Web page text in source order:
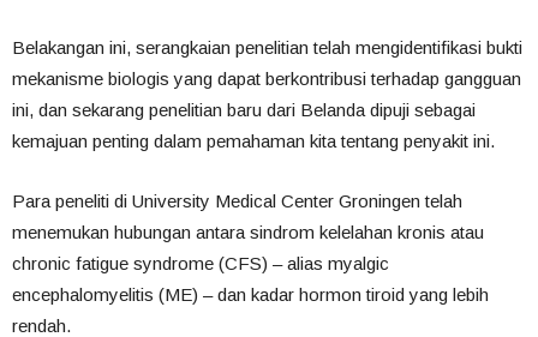
Belakangan ini, serangkaian penelitian telah mengidentifikasi bukti
mekanisme biologis yang dapat berkontribusi terhadap gangguan
ini, dan sekarang penelitian baru dari Belanda dipuji sebagai
kemajuan penting dalam pemahaman kita tentang penyakit ini.
Para peneliti di University Medical Center Groningen telah
menemukan hubungan antara sindrom kelelahan kronis atau
chronic fatigue syndrome (CFS) – alias myalgic
encephalomyelitis (ME) – dan kadar hormon tiroid yang lebih
rendah.